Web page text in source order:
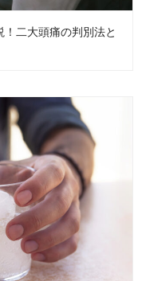
二大頭痛の判別法と